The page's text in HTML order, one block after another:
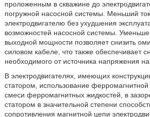
проложенным в скважине до
погружной насосной системы. Меньший
электродвигателю без ухудшения
возможностей насосной системы.
выходной мощности позволяет снизить
силовом кабеле, что также обеспечивает
необходимого от источника напряжения на
В электродвигателях, имеющих
статором, использование
смеси ферромагнитных жидкостей, в
статором в значительной степени
сопротивления магнитной цепи